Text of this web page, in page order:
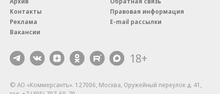
Контакты
Реклама
Вакансии
Правовая информация
E-mail рассылки
18+
© АО «Коммерсантъ». 127006, Москва, Оружейный переулок д. 41,